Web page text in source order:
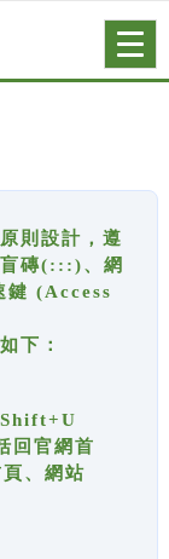
則設計，遵
盲磚(:::)、網
(Access
下：
回官網首
、網站